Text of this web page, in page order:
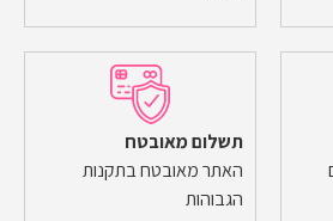
תשלום מאובטח
האתר מאובטח בתקנות
הגבוהות